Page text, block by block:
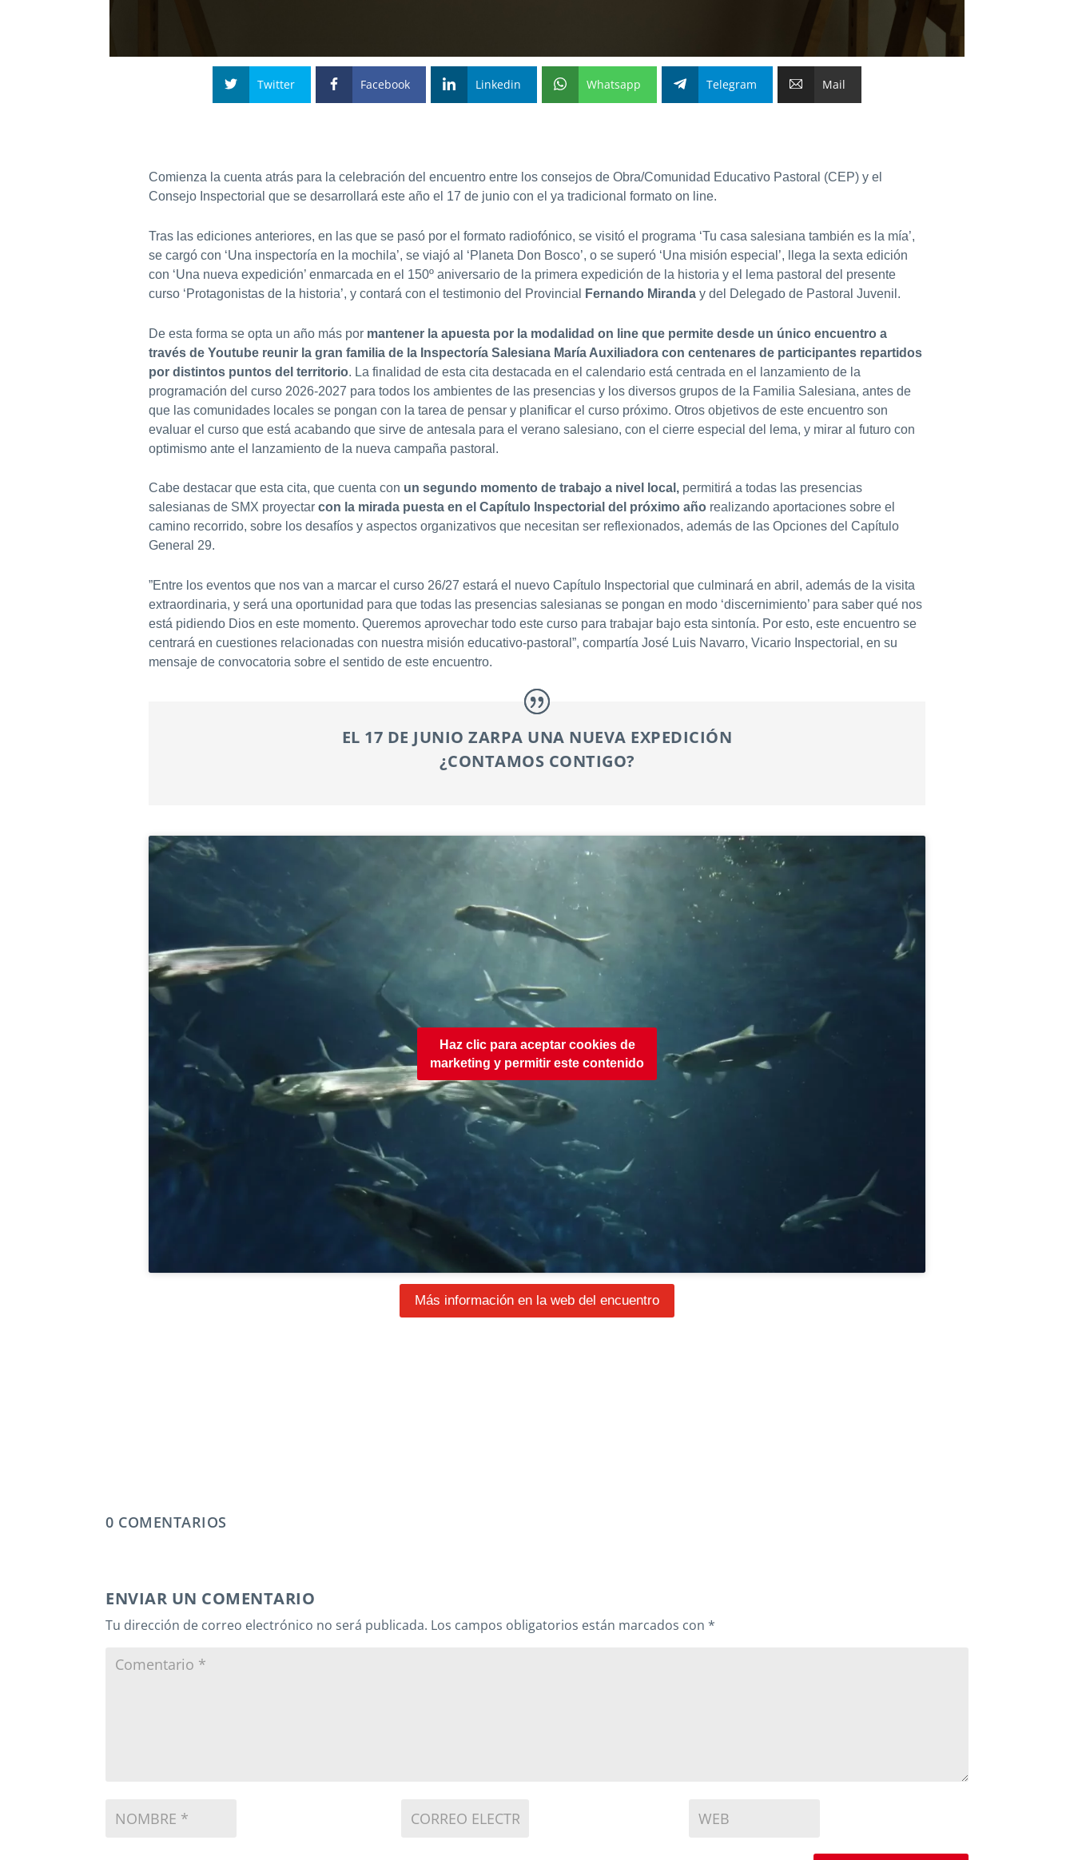
Twitter Facebook Linkedin Whatsapp Telegram Mail
Comienza la cuenta atrás para la celebración del encuentro entre los consejos de Obra/Comunidad Educativo Pastoral (CEP) y el
Consejo Inspectorial que se desarrollará este año el 17 de junio con el ya tradicional formato on line.
Tras las ediciones anteriores, en las que se pasó por el formato radiofónico, se visitó el programa ‘Tu casa salesiana también es la mía’,
se cargó con ‘Una inspectoría en la mochila’, se viajó al ‘Planeta Don Bosco’, o se superó ‘Una misión especial’, llega la sexta edición
con ‘Una nueva expedición’ enmarcada en el 150º aniversario de la primera expedición de la historia y el lema pastoral del presente
curso ‘Protagonistas de la historia’, y contará con el testimonio del Provincial
Fernando Miranda y del Delegado de Pastoral Juvenil.
De esta forma se opta un año más por mantener la apuesta por la modalidad on line que permite desde un único encuentro a
través de Youtube reunir la gran familia de la Inspectoría Salesiana María Auxiliadora con centenares de participantes repartidos
por distintos puntos del territorio. La finalidad de esta cita destacada en el calendario está centrada en el lanzamiento de la
programación del curso 2026-2027 para todos los ambientes de las presencias y los diversos grupos de la Familia Salesiana, antes de
que las comunidades locales se pongan con la tarea de pensar y planificar el curso próximo. Otros objetivos de este encuentro son
evaluar el curso que está acabando que sirve de antesala para el verano salesiano, con el cierre especial del lema, y mirar al futuro con
optimismo ante el lanzamiento de la nueva campaña pastoral.
Cabe destacar que esta cita, que cuenta con un segundo momento de trabajo a nivel local, permitirá a todas las presencias
salesianas de SMX proyectar con la mirada puesta en el Capítulo Inspectorial del próximo año realizando aportaciones sobre el
camino recorrido, sobre los desafíos y aspectos organizativos que necesitan ser reflexionados, además de las Opciones del Capítulo
General 29.
”Entre los eventos que nos van a marcar el curso 26/27 estará el nuevo Capítulo Inspectorial que culminará en abril, además de la visita
extraordinaria, y será una oportunidad para que todas las presencias salesianas se pongan en modo ‘discernimiento’ para saber qué nos
está pidiendo Dios en este momento. Queremos aprovechar todo este curso para trabajar bajo esta sintonía. Por esto, este encuentro se
centrará en cuestiones relacionadas con nuestra misión educativo-pastoral”, compartía José Luis Navarro, Vicario Inspectorial, en su
mensaje de convocatoria sobre el sentido de este encuentro.
EL 17 DE JUNIO ZARPA UNA NUEVA EXPEDICIÓN
¿CONTAMOS CONTIGO?
Haz clic para aceptar cookies de
marketing y permitir este contenido
Más información en la web del encuentro
0 COMENTARIOS
ENVIAR UN COMENTARIO
Tu dirección de correo electrónico no será publicada. Los campos obligatorios están marcados con *